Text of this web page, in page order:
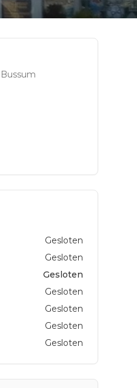
Bussum
Gesloten
Gesloten
Gesloten
Gesloten
Gesloten
Gesloten
Gesloten